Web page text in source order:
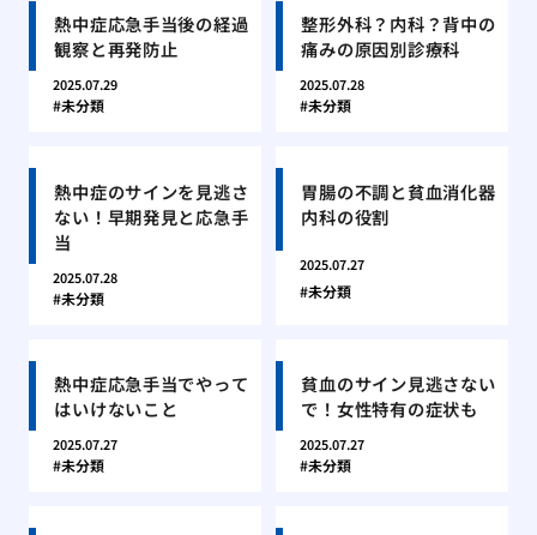
熱中症応急手当後の経過
観察と再発防止
2025.07.29
未分類
整形外科？内科？背中の
痛みの原因別診療科
2025.07.28
未分類
熱中症のサインを見逃さ
ない！早期発見と応急手
当
2025.07.28
未分類
胃腸の不調と貧血消化器
内科の役割
2025.07.27
未分類
熱中症応急手当でやって
はいけないこと
2025.07.27
未分類
貧血のサイン見逃さない
で！女性特有の症状も
2025.07.27
未分類